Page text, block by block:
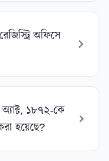
অফিসে
১৮৭২-কে
হয়েছে?